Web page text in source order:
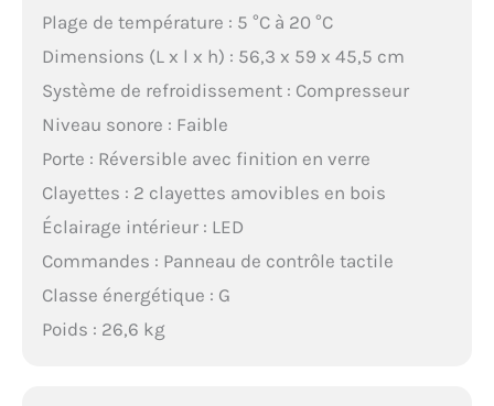
Plage de température : 5 °C à 20 °C
Dimensions (L x l x h) : 56,3 x 59 x 45,5 cm
Système de refroidissement : Compresseur
Niveau sonore : Faible
Porte : Réversible avec finition en verre
Clayettes : 2 clayettes amovibles en bois
Éclairage intérieur : LED
Commandes : Panneau de contrôle tactile
Classe énergétique : G
Poids : 26,6 kg